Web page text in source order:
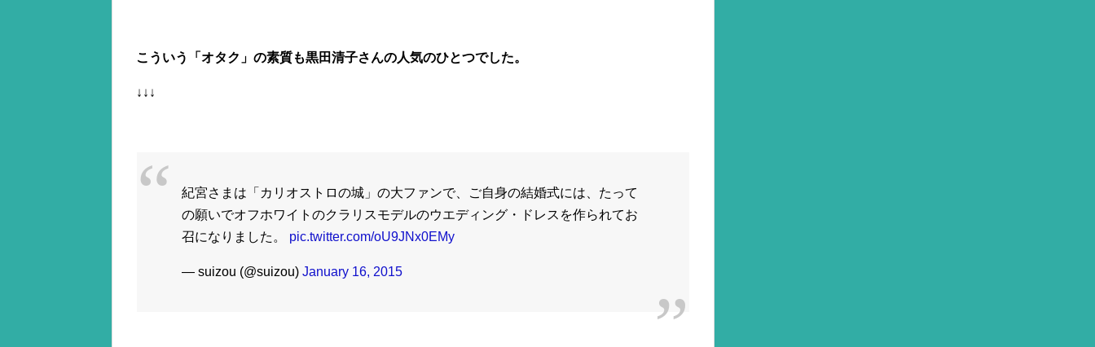
こういう「オタク」の素質も黒田清子さんの人気のひとつでした。
↓↓↓
紀宮さまは「カリオストロの城」の大ファンで、ご自身の結婚式には、たって
の願いでオフホワイトのクラリスモデルのウエディング・ドレスを作られてお
召になりました。 pic.twitter.com/oU9JNx0EMy
— suizou (@suizou) January 16, 2015